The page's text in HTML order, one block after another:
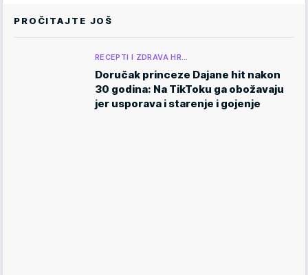
PROČITAJTE JOŠ
RECEPTI I ZDRAVA HR…
Doručak princeze Dajane hit nakon
30 godina: Na TikToku ga obožavaju
jer usporava i starenje i gojenje